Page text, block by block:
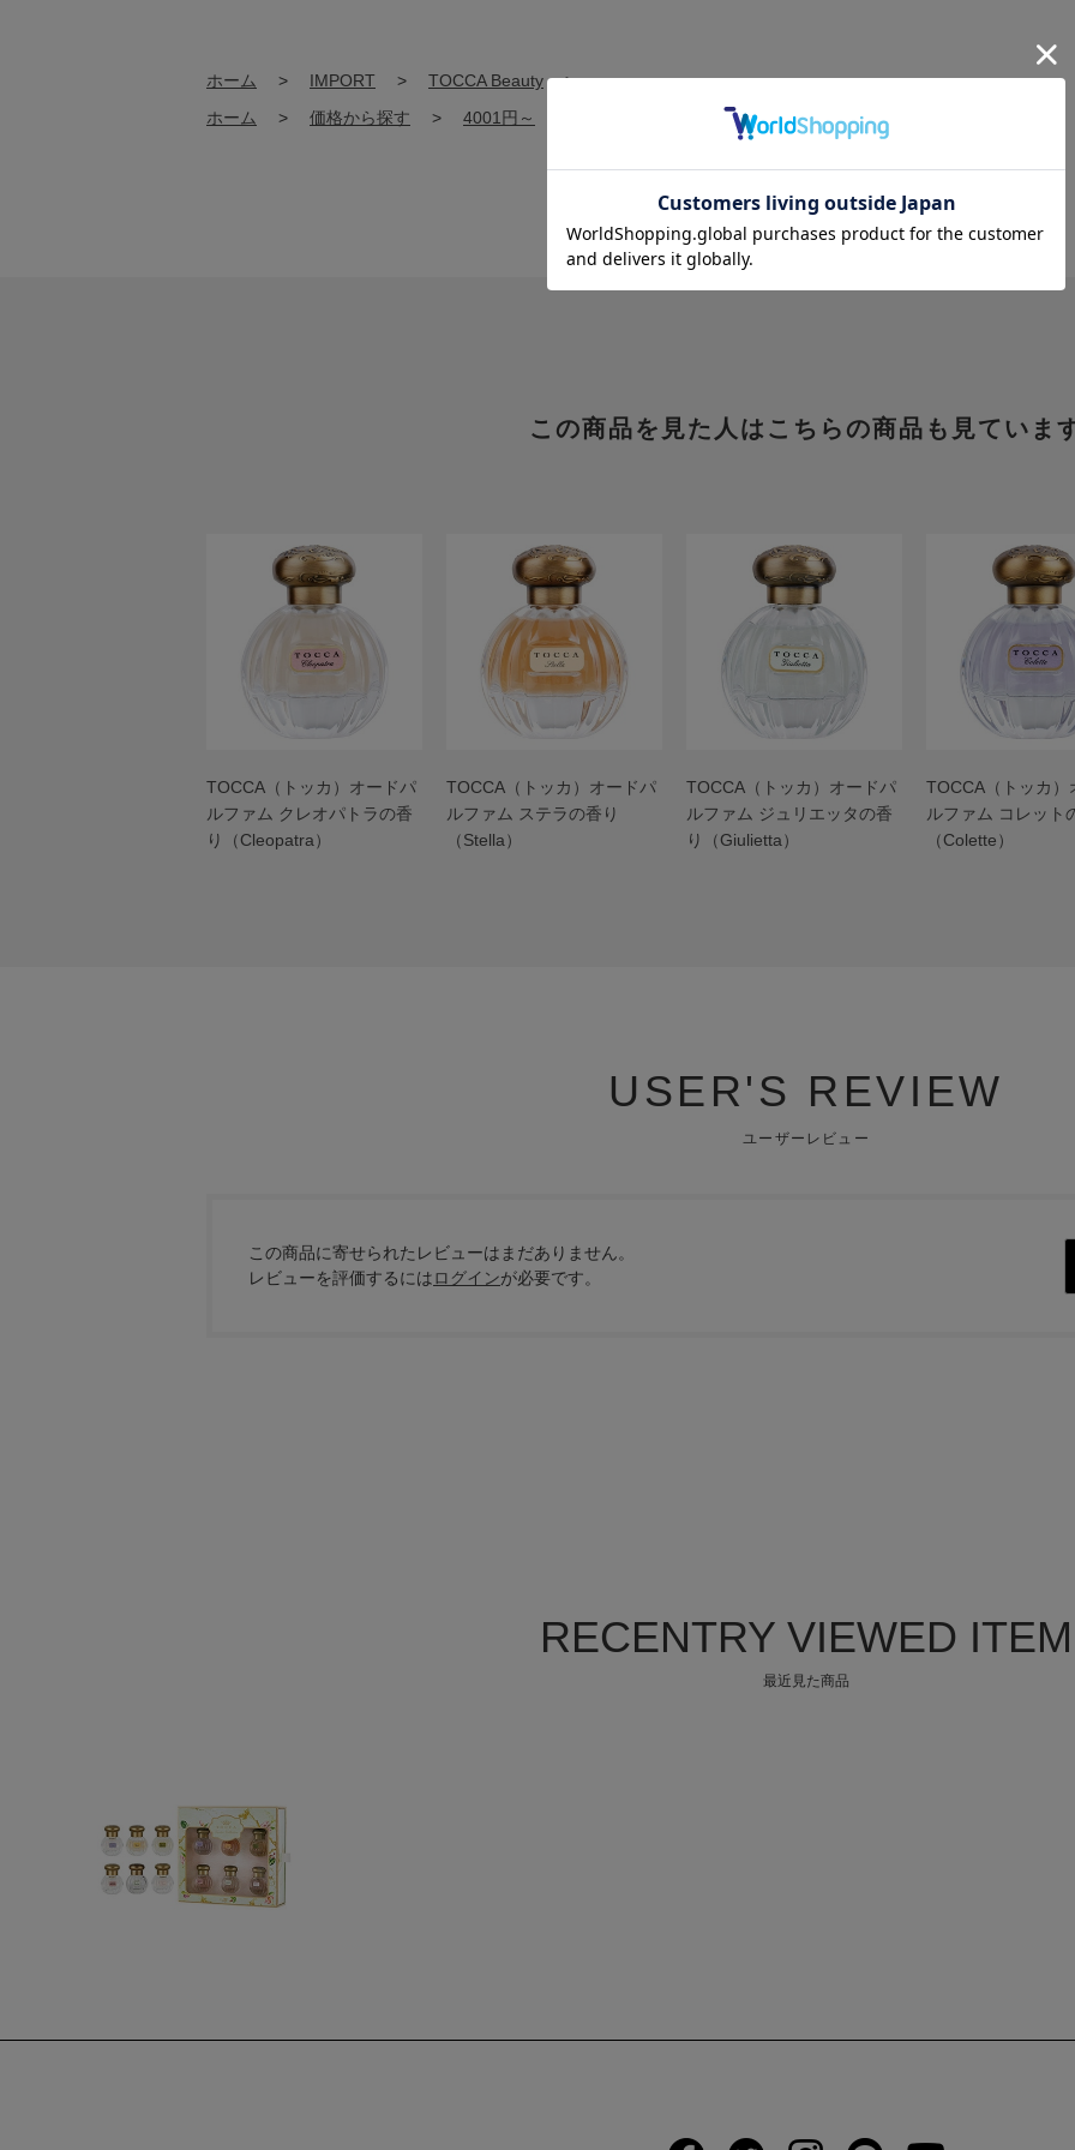
ホーム > IMPORT > TOCCA Beauty
>
ホーム
> 価格から探す > 4001円～
この商品を見た人はこちらの商品も見ていま
TOCCA（トッカ）オードパ
ルファム クレオパトラの香
り（Cleopatra）
TOCCA（トッカ）オードパ
ルファム ステラの香り
（Stella）
TOCCA（トッカ）オードパ
ルファム ジュリエッタの香
り（Giulietta）
TOCCA（トッカ）
ルファム コレット
（Colette）
USER'S REVIEW
ユーザーレビュー
この商品に寄せられたレビューはまだありません。
レビューを評価するにはログインが必要です。
RECENTRY VIEWED ITEM
最近見た商品